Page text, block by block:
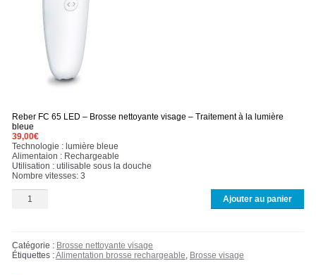
Pédicure / Manucure
Brosses électriques du visage
NOUS CONTACTER
Reber FC 65 LED – Brosse nettoyante visage – Traitement à la lumière
bleue
39,00€
Technologie : lumière bleue
Alimentaion : Rechargeable
Utilisation : utilisable sous la douche
Nombre vitesses: 3
Ajouter au panier
Catégorie : Brosse nettoyante visage
Étiquettes :Alimentation brosse rechargeable Brosse visage